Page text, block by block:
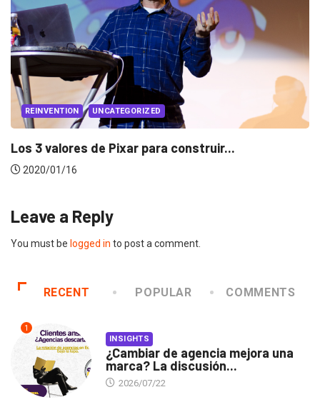
EVENTOS LUX AWARDS
Conoce a los ganadores de Lux Awards 2019
2019/12/04
Leave a Reply
You must be logged in to post a comment.
RECENT POPULAR COMMENTS
1
INSIGHTS
¿Cambiar de agencia mejora una
marca? La discusión...
2026/07/22